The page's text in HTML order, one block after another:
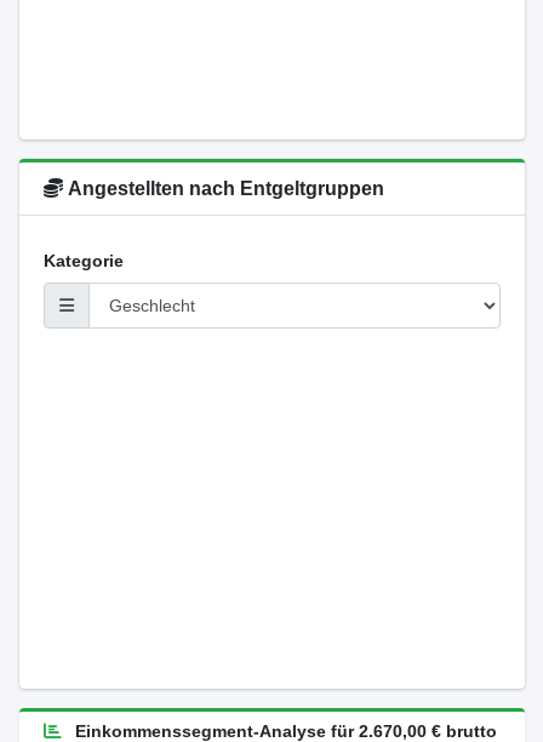
Angestellten nach Entgeltgruppen
Kategorie
Einkommenssegment-Analyse für 2.670,00 € brutto